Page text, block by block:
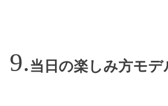
当日の楽しみ方モデ